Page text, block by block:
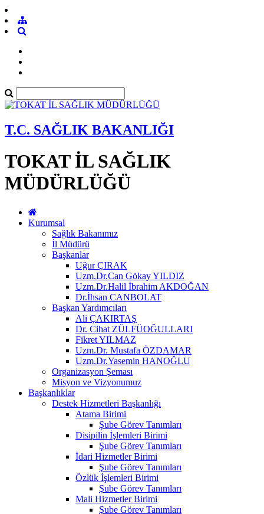
T.C. SAĞLIK BAKANLIĞI
TOKAT İL SAĞLIK
MÜDÜRLÜĞÜ
Kurumsal
Sağlık Bakanımız
İl Müdürü
Başkanlar
Uğur ÇIRAK
Uzm.Dr.Can Gökay YILDIZ
Uzm.Dr.Halil İbrahim AKDOĞAN
Dr.İhsan CANBOLAT
Başkan Yardımcıları
Ali ÇAKIRTAŞ
Dr. Cihat ZÜLFÜOĞULLARI
Fikret YILMAZ
Uzm.Dr. Mustafa ÖZDAMAR
Uzm.Dr.Yasemin HANOĞLU
Organizasyon Şeması
Misyon ve Vizyonumuz
Başkanlıklar
Destek Hizmetleri Başkanlığı
Atama Birimi
Şube Görev Tanımları
Disipilin İşlemleri Birimi
Şube Görev Tanımları
İdari Hizmetler Birimi
Şube Görev Tanımları
Özlük İşlemleri Birimi
Şube Görev Tanımları
Mali Hizmetler Birimi
Şube Görev Tanımları